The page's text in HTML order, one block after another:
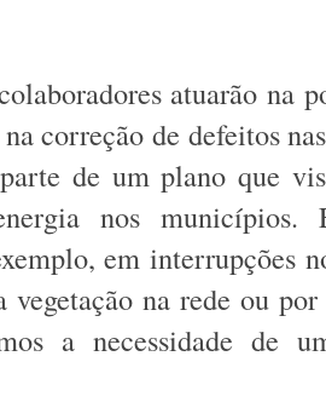
atuarão na
correção de defeitos
de um plano que
nos municípios.
em interrupções
vegetação na rede ou
a necessidade de